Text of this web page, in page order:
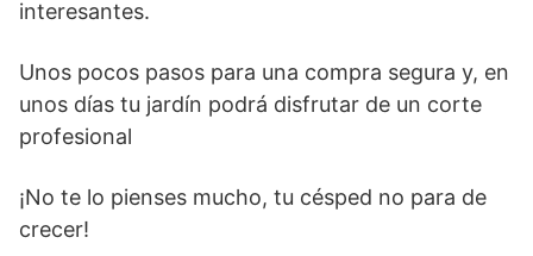
interesantes.
Unos pocos pasos para una compra segura y, en
unos días tu jardín podrá disfrutar de un corte
profesional
¡No te lo pienses mucho, tu césped no para de
crecer!